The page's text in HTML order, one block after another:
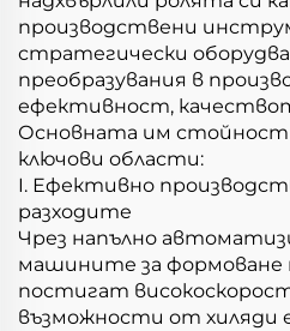
производствени
стратегически
преобразувания в
ефективност,
Основната им стойност
ключови области:
I. Ефективно
разходите
Чрез напълно
машините за формоване
постигат
възможности от хиляди